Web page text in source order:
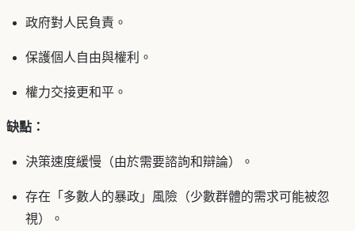
政府對人民負責。
保護個人自由與權利。
權力交接更和平。
缺點：
決策速度緩慢（由於需要諮詢和辯論）。
存在「多數人的暴政」風險（少數群體的需求可能被忽
視）。